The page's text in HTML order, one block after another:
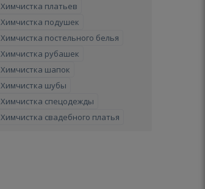
Химчистка платьев
Химчистка подушек
Химчистка постельного белья
Химчистка рубашек
Химчистка шапок
Химчистка шубы
Химчистка спецодежды
Химчистка свадебного платья